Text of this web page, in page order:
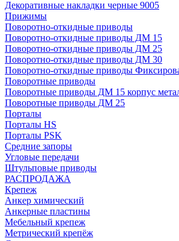
Декоративные накладки черные 9005
Прижимы
Поворотно-откидные приводы
Поворотно-откидные приводы ДМ 15
Поворотно-откидные приводы ДМ 25
Поворотно-откидные приводы ДМ 30
Поворотно-откидные приводы
Поворотные приводы
Поворотные приводы ДМ 15 корпус
Поворотные приводы ДМ 25
Порталы
Порталы HS
Порталы PSK
Средние запоры
Угловые передачи
Штульповые приводы
РАСПРОДАЖА
Крепеж
Анкер химический
Анкерные пластины
Мебельный крепеж
Метрический крепёж